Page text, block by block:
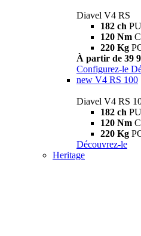
Diavel V4 RS
182 ch
120 Nm
220 Kg
À partir de 39
Configurez-le
new V4 RS 100
Diavel V4 RS
182 ch
120 Nm
220 Kg
Découvrez-le
Heritage